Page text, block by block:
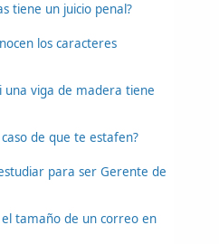
tiene un juicio penal?
los caracteres
una viga de madera tiene
de que te estafen?
para ser Gerente de
tamaño de un correo en